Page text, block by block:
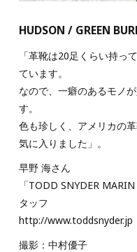
HUDSON / GREEN
「革靴は20足くらい持っ
ています。
なので、一癖のあるモノ
す。
色も珍しく、アメリカの
気に入りました」。
早野 海さん
「TODD SNYDER
タッフ
http://www.toddsnyder.jp
撮影：中村優子